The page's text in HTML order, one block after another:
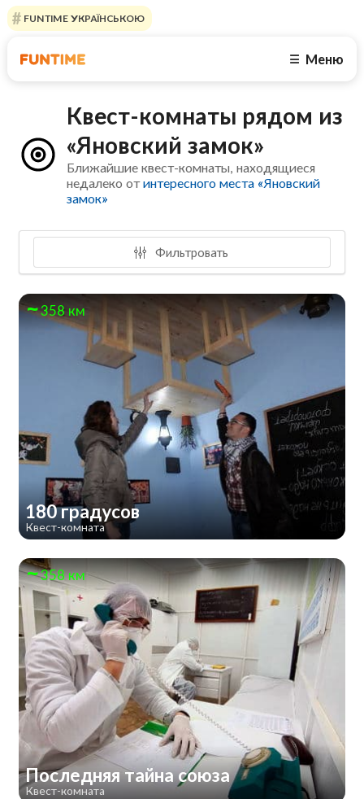
FUNTIME УКРАЇНСЬКОЮ
☰ Меню
Квест-комнаты рядом из
«Яновский замок»
Ближайшие квест-комнаты, находящиеся
недалеко отинтересного места «Яновский
замок»
Фильтровать
358 км
180 градусов
Квест-комната
358 км
Последняя тайна союза
Квест-комната